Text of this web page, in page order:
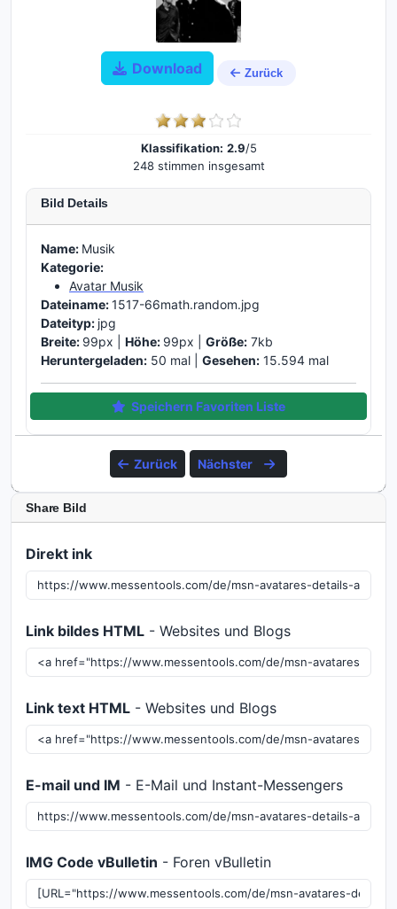
Download Zurück
Klassifikation: 2.9/5
248 stimmen insgesamt
Bild Details
Name: Musik
Kategorie:
Avatar Musik
Dateiname:1517-66math.random.jpg
Dateityp: jpg
Breite: 99px | Höhe: 99px | Größe: 7kb
Heruntergeladen: 50 mal | Gesehen: 15.594 mal
Speichern Favoriten Liste
Zurück Nächster
Share Bild
Direkt ink
Link bildes HTML - Websites und Blogs
Link text HTML - Websites und Blogs
E-mail und IM - E-Mail und Instant-Messengers
IMG Code vBulletin - Foren vBulletin